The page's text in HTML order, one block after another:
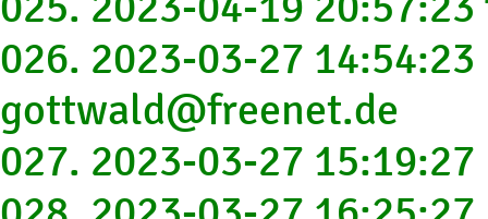
026. 2023-03-27
gottwald@freenet.de
027. 2023-03-27